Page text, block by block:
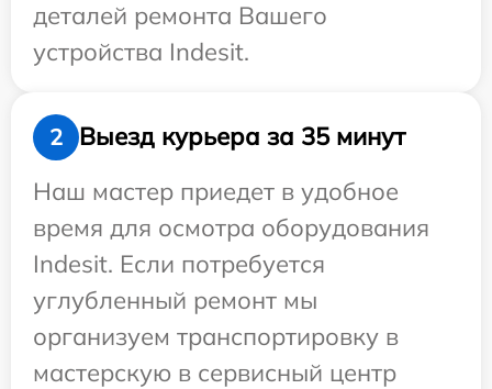
деталей ремонта Вашего
устройства Indesit.
2
Выезд курьера за 35 минут
Наш мастер приедет в удобное
время для осмотра оборудования
Indesit. Если потребуется
углубленный ремонт мы
организуем транспортировку в
мастерскую в сервисный центр